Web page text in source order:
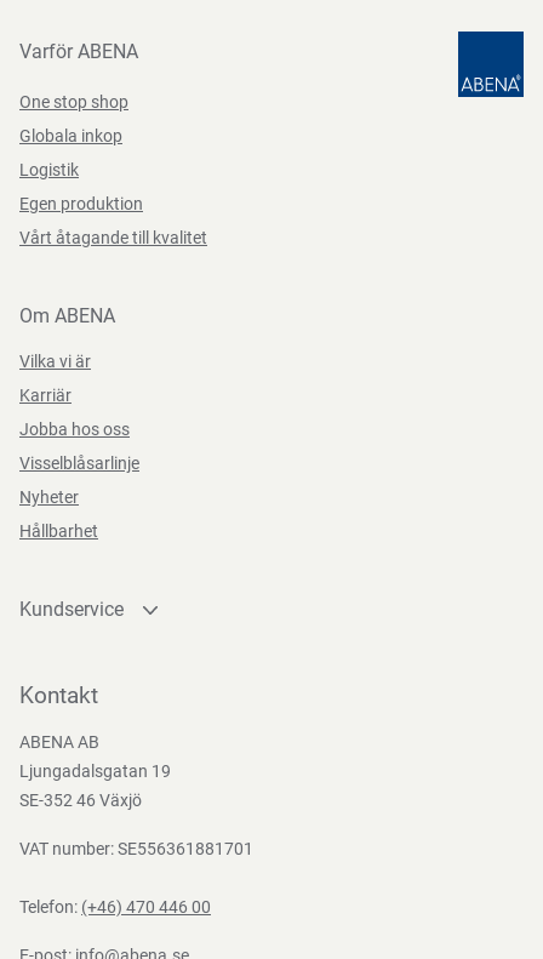
Varför ABENA
One stop shop
Globala inkop
Logistik
Egen produktion
Vårt åtagande till kvalitet
Om ABENA
Vilka vi är
Karriär
Jobba hos oss
Visselblåsarlinje
Nyheter
Hållbarhet
Kundservice
Bli kund
Nedladdningar
Kontakt
ABENA AB
Ljungadalsgatan 19
SE-352 46 Växjö
VAT number: SE556361881701
Telefon: (+46) 470 446 00